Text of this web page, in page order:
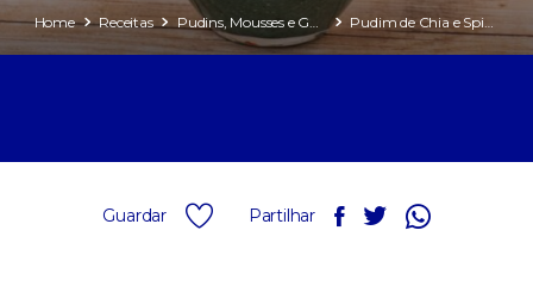
Home Receitas Pudins, Mousses e Gelados Pudim de Chia e Spirulina
Guardar Partilhar